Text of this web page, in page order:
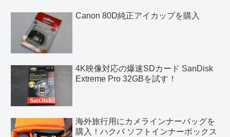
Canon 80D純正アイカップを購入
4K映像対応の爆速SDカード SanDisk
Extreme Pro 32GBを試す！
海外旅行用にカメラインナーバッグを
購入！ハクバ ソフトインナーボックス